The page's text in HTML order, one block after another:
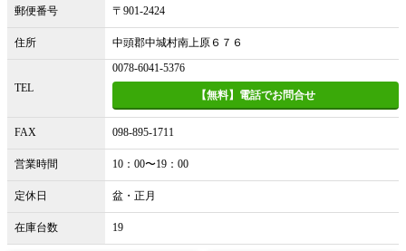
郵便番号 〒901-2424
住所 中頭郡中城村南上原６７６
TEL
0078-6041-5376
【無料】電話でお問合せ
FAX 098-895-1711
営業時間 10：00〜19：00
定休日 盆・正月
在庫台数 19